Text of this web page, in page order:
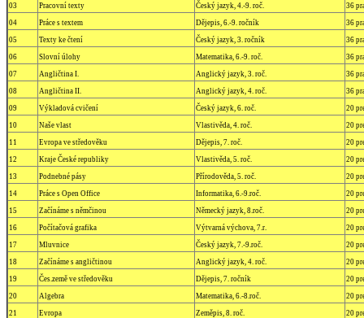
03 Pracovní texty Český jazyk, 4.-9. roč. 36
04 Práce s textem Dějepis, 6.-9. ročník 36
05 Texty ke čtení Český jazyk, 3. ročník 36
06 Slovní úlohy Matematika, 6.-9. roč. 36
07 Angličtina I. Anglický jazyk, 3. roč. 36
08 Angličtina II. Anglický jazyk, 4. roč. 36
09 Výkladová cvičení Český jazyk, 6. roč. 20
10 Naše vlast Vlastivěda, 4. roč. 20
11 Evropa ve středověku Dějepis, 7. roč. 20
12 Kraje České republiky Vlastivěda, 5. roč. 20
13 Podnebné pásy Přírodověda, 5. roč. 20
14 Práce s Open Office Informatika, 6.-9.roč. 20
15 Začínáme s němčinou Německý jazyk, 8.roč. 20
16 Počítačová grafika Výtvarná výchova, 7.r. 20
17 Mluvnice Český jazyk, 7.-9.roč. 20
18 Začínáme s angličtinou Anglický jazyk, 4. roč. 20
19 Čes.země ve středověku Dějepis, 7. ročník 20
20 Algebra Matematika, 6.-8.roč. 20
21 Evropa Zeměpis, 8. roč. 20